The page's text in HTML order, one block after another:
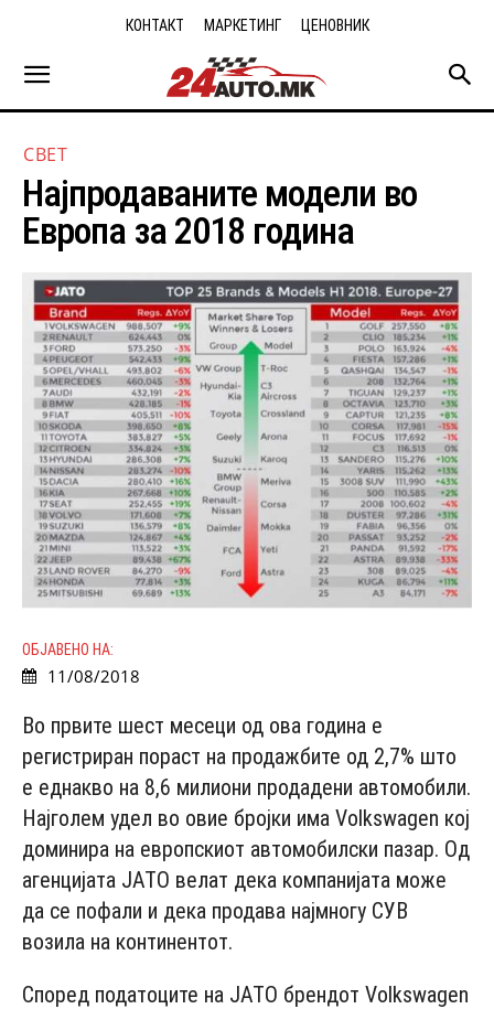
КОНТАКТ МАРКЕТИНГ ЦЕНОВНИК
СВЕТ
Најпродаваните модели во
Европа за 2018 година
ОБЈАВЕНО НА:
11/08/2018
Во првите шест месеци од ова година е
регистриран пораст на продажбите од 2,7% што
е еднакво на 8,6 милиони продадени автомобили.
Најголем удел во овие бројки има Volkswagen кој
доминира на европскиот автомобилски пазар. Од
агенцијата JATO велат дека компанијата може
да се пофали и дека продава најмногу СУВ
возила на континентот.
Според податоците на ЈАТО брендот Volkswagen